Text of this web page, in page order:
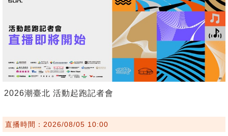
2026潮臺北 活動起跑記者會
直播時間：2026/08/05 10:00